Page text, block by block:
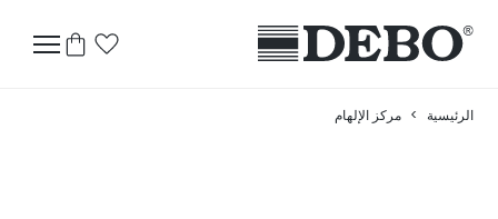
الرئيسية > مركز الإلهام